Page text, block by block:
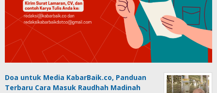
Doa untuk Media KabarBaik.co, Panduan
Terbaru Cara Masuk Raudhah Madinah